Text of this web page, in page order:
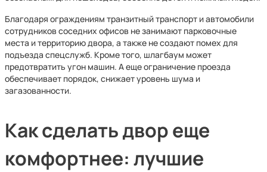
Благодаря ограждениям транзитный транспорт и автомобили
сотрудников соседних офисов не занимают парковочные
места и территорию двора, а также не создают помех для
подъезда спецслужб. Кроме того, шлагбаум может
предотвратить угон машин. А еще ограничение проезда
обеспечивает порядок, снижает уровень шума и
загазованности.
Как сделать двор еще
комфортнее: лучшие